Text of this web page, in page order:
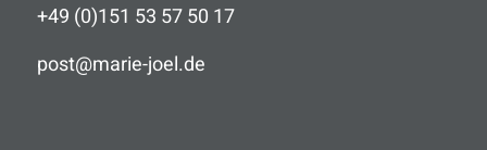
+49 (0)151 53 57 50 17
post@marie-joel.de